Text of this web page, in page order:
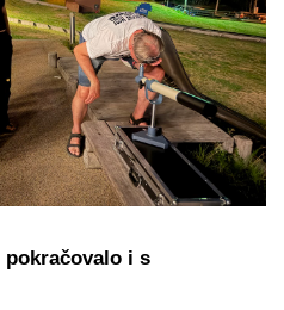
pokračovalo i s